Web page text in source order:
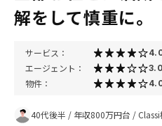
解をして慎重に。
サービス：
エージェント： 3.0
物件：
40代後半 / 年収800万円台 /